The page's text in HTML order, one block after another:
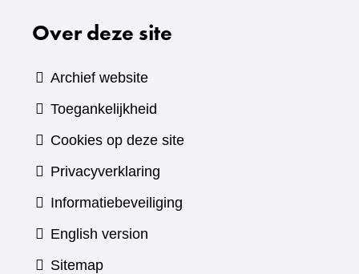
Over deze site
Archief website
Toegankelijkheid
Cookies op deze site
Privacyverklaring
Informatiebeveiliging
English version
Sitemap